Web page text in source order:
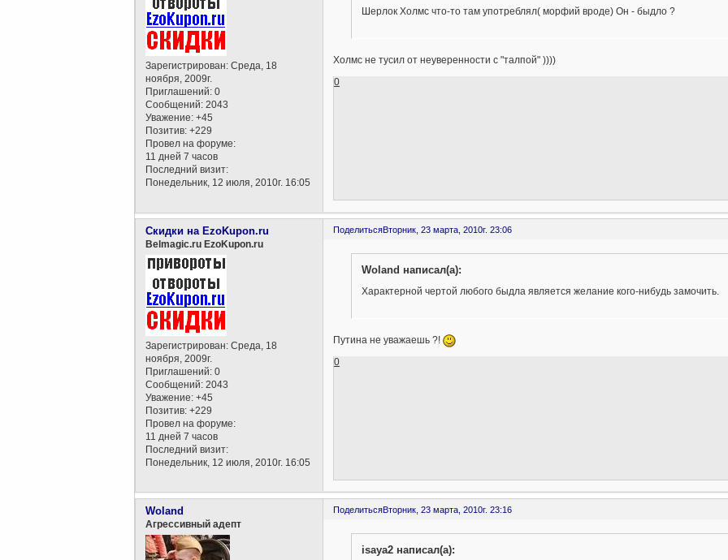
Зарегистрирован: Среда, 18
ноября, 2009г.
Приглашений: 0
Сообщений: 2043
Уважение: +45
Позитив: +229
Провел на форуме:
11 дней 7 часов
Последний визит:
Понедельник, 12 июля, 2010г. 16:05
Шерлок Холмс что-то там употреблял( морфий вроде) Он - быдло ?
Холмс не тусил от неуверенности с "талпой" ))))
0
ПоделитьсяВторник, 23 марта, 2010г. 23:06
Скидки на EzoKupon.ru
Belmagic.ru EzoKupon.ru
Зарегистрирован: Среда, 18
ноября, 2009г.
Приглашений: 0
Сообщений: 2043
Уважение: +45
Позитив: +229
Провел на форуме:
11 дней 7 часов
Последний визит:
Понедельник, 12 июля, 2010г. 16:05
Woland написал(а):
Характерной чертой любого быдла является желание кого-нибудь замочить.
Путина не уважаешь ?!
0
ПоделитьсяВторник, 23 марта, 2010г. 23:16
Woland
Агрессивный адепт
isaya2 написал(а):